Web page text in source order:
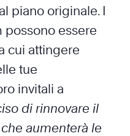
piano originale. I
essere
cui attingere
tue
invitali a
di rinnovare il
aumenterà le